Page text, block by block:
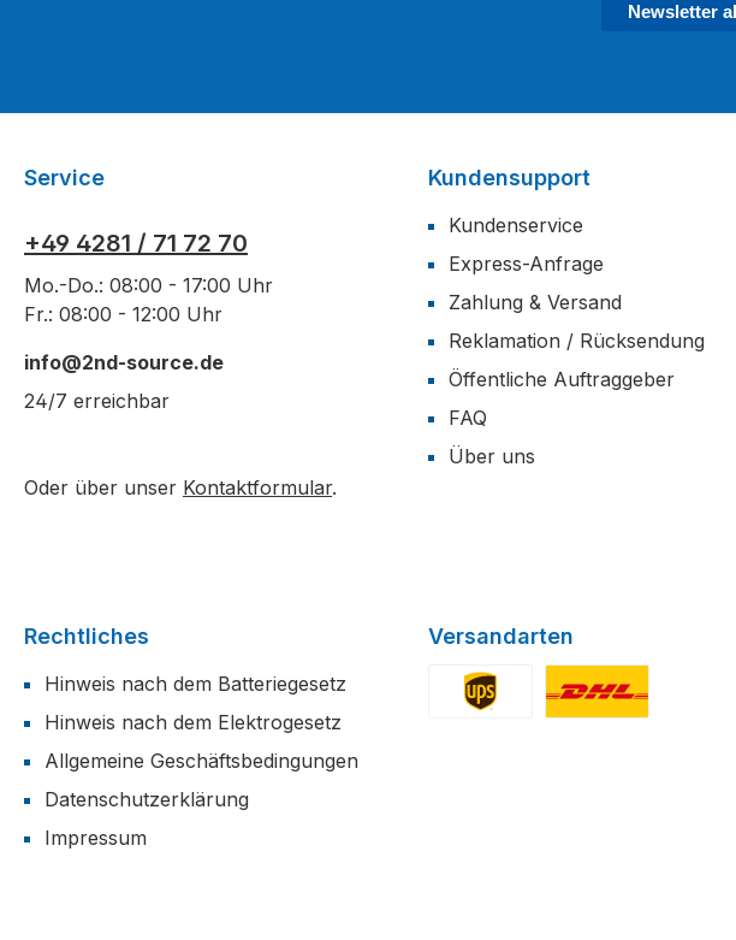
Newsletter
Service
+49 4281 / 71 72 70
Mo.-Do.: 08:00 - 17:00 Uhr
Fr.: 08:00 - 12:00 Uhr
info@2nd-source.de
24/7 erreichbar
Oder über unser Kontaktformular.
Kundensupport
Kundenservice
Express-Anfrage
Zahlung & Versand
Reklamation / Rücksendung
Öffentliche Auftraggeber
FAQ
Über uns
Rechtliches
Hinweis nach dem Batteriegesetz
Hinweis nach dem Elektrogesetz
Allgemeine Geschäftsbedingungen
Datenschutzerklärung
Impressum
Versandarten